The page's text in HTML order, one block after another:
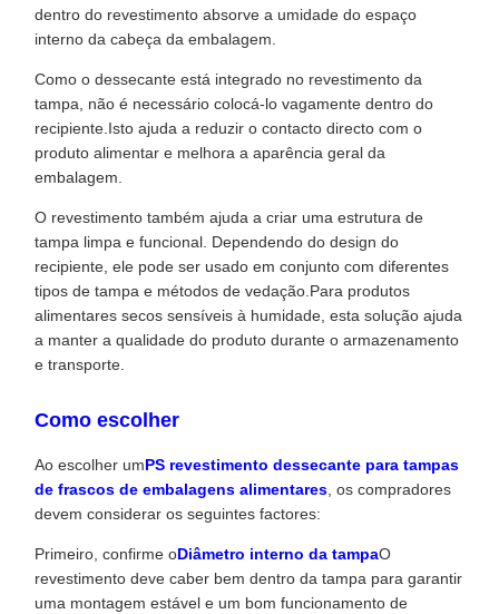
dentro do revestimento absorve a umidade do espaço
interno da cabeça da embalagem.
Como o dessecante está integrado no revestimento da
tampa, não é necessário colocá-lo vagamente dentro do
recipiente.Isto ajuda a reduzir o contacto directo com o
produto alimentar e melhora a aparência geral da
embalagem.
O revestimento também ajuda a criar uma estrutura de
tampa limpa e funcional. Dependendo do design do
recipiente, ele pode ser usado em conjunto com diferentes
tipos de tampa e métodos de vedação.Para produtos
alimentares secos sensíveis à humidade, esta solução ajuda
a manter a qualidade do produto durante o armazenamento
e transporte.
Como escolher
Ao escolher umPS revestimento dessecante para tampas
de frascos de embalagens alimentares , os compradores
devem considerar os seguintes factores:
Primeiro, confirme oDiâmetro interno da tampaO
revestimento deve caber bem dentro da tampa para garantir
uma montagem estável e um bom funcionamento de